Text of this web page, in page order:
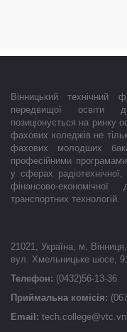
Вінницький
передвищої освіти
позиціонується на ринку
фахових коледжів не
фахових молодших
професійними
у сферах радіотехнічної,
фінансово-економічної
транспортних технологій.
21021, Україна, м. Вінниця,
вул. Хмельницьке шосе,
Телефон: (0432)56-13-36
Приймальна комісія:
Email: